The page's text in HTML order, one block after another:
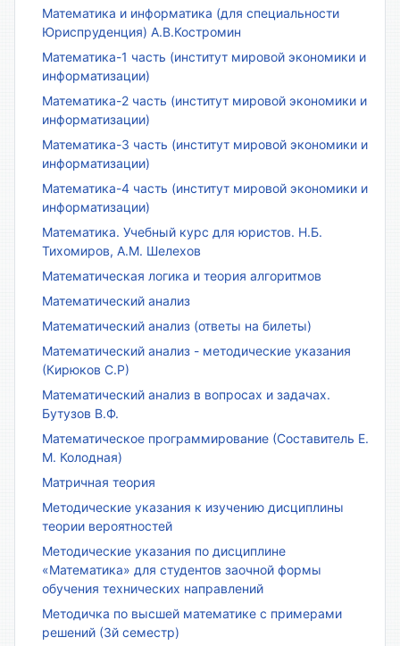
Математика и информатика (для специальности
Юриспруденция) А.В.Костромин
Математика-1 часть (институт мировой экономики и
информатизации)
Математика-2 часть (институт мировой экономики и
информатизации)
Математика-3 часть (институт мировой экономики и
информатизации)
Математика-4 часть (институт мировой экономики и
информатизации)
Математика. Учебный курс для юристов. Н.Б.
Тихомиров, А.М. Шелехов
Математическая логика и теория алгоритмов
Математический анализ
Математический анализ (ответы на билеты)
Математический анализ - методические указания
(Кирюков С.Р)
Математический анализ в вопросах и задачах.
Бутузов В.Ф.
Математическое программирование (Составитель Е.
М. Колодная)
Матричная теория
Методические указания к изучению дисциплины
теории вероятностей
Методические указания по дисциплине
«Математика» для студентов заочной формы
обучения технических направлений
Методичка по высшей математике с примерами
решений (3й семестр)